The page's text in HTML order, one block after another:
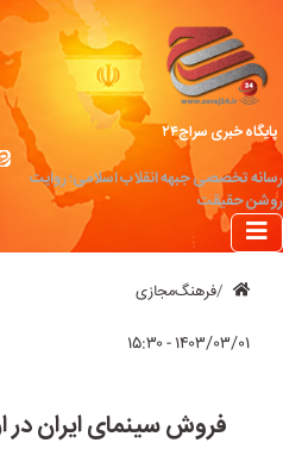
پایگاه خبری سراج۲۴
رسانه تخصصی جبهه انقلاب اسلامی؛ روایت
روشن حقیقت
فرهنگ‌مجازی
۱۴۰۳/۰۳/۰۱ - ۱۵:۳۰